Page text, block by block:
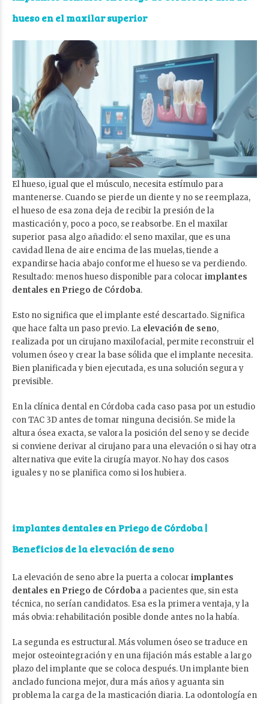
hueso en el maxilar superior
El hueso, igual que el músculo, necesita estímulo para
mantenerse. Cuando se pierde un diente y no se reemplaza,
el hueso de esa zona deja de recibir la presión de la
masticación y, poco a poco, se reabsorbe. En el maxilar
superior pasa algo añadido: el seno maxilar, que es una
cavidad llena de aire encima de las muelas, tiende a
expandirse hacia abajo conforme el hueso se va perdiendo.
Resultado: menos hueso disponible para colocar implantes
dentales en Priego de Córdoba.
Esto no significa que el implante esté descartado. Significa
que hace falta un paso previo. La elevación de seno,
realizada por un cirujano maxilofacial, permite reconstruir el
volumen óseo y crear la base sólida que el implante necesita.
Bien planificada y bien ejecutada, es una solución segura y
previsible.
En la clínica dental en Córdoba cada caso pasa por un estudio
con TAC 3D antes de tomar ninguna decisión. Se mide la
altura ósea exacta, se valora la posición del seno y se decide
si conviene derivar al cirujano para una elevación o si hay otra
alternativa que evite la cirugía mayor. No hay dos casos
iguales y no se planifica como si los hubiera.
implantes dentales en Priego de Córdoba|
Beneficios de la elevación de seno
La elevación de seno abre la puerta a colocar implantes
dentales en Priego de Córdoba a pacientes que, sin esta
técnica, no serían candidatos. Esa es la primera ventaja, y la
más obvia: rehabilitación posible donde antes no la había.
La segunda es estructural. Más volumen óseo se traduce en
mejor osteointegración y en una fijación más estable a largo
plazo del implante que se coloca después. Un implante bien
anclado funciona mejor, dura más años y aguanta sin
problema la carga de la masticación diaria. La odontología en